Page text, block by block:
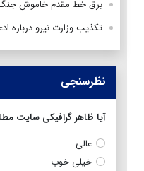
برق خط مقدم خاموش
تکذیب وزارت نیرو درباره
نظرسنجی
آیا ظاهر گرافیکی سایت
عالی
خیلی خوب